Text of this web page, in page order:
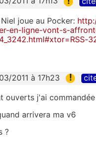
joue au Pocker:
en-ligne-vont-s-
2011 à 17h23 !
ouverts j'ai
arrivera ma v6
?